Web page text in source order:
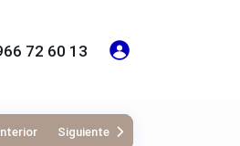
72 60 13
Siguiente